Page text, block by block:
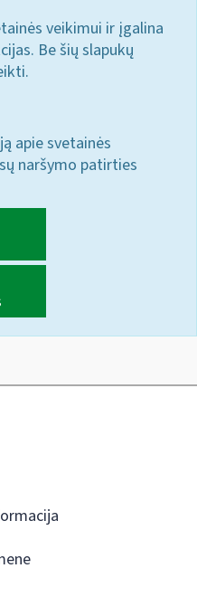
veikimui ir įgalina
Be šių slapukų
apie svetainės
naršymo patirties